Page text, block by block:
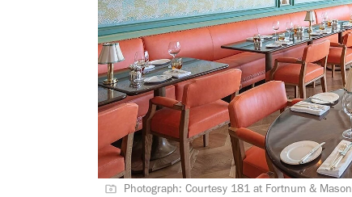
Photograph: Courtesy 181 at Fortnum & Mason